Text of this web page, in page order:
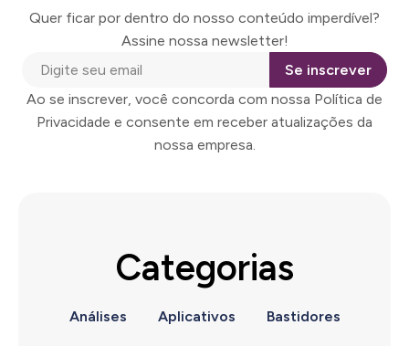
Quer ficar por dentro do nosso conteúdo imperdível?
Assine nossa newsletter!
Se inscrever
Ao se inscrever, você concorda com nossa Política de
Privacidade e consente em receber atualizações da
nossa empresa.
Categorias
Análises Aplicativos Bastidores